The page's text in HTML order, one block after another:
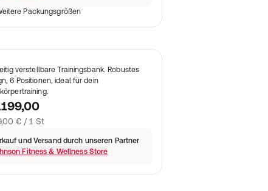
Packungsgrößen
verstellbare Trainingsbank. Robustes
6 Positionen, ideal für dein
€ / 1 St
und Versand durch unseren Partner
Fitness & Wellness Store